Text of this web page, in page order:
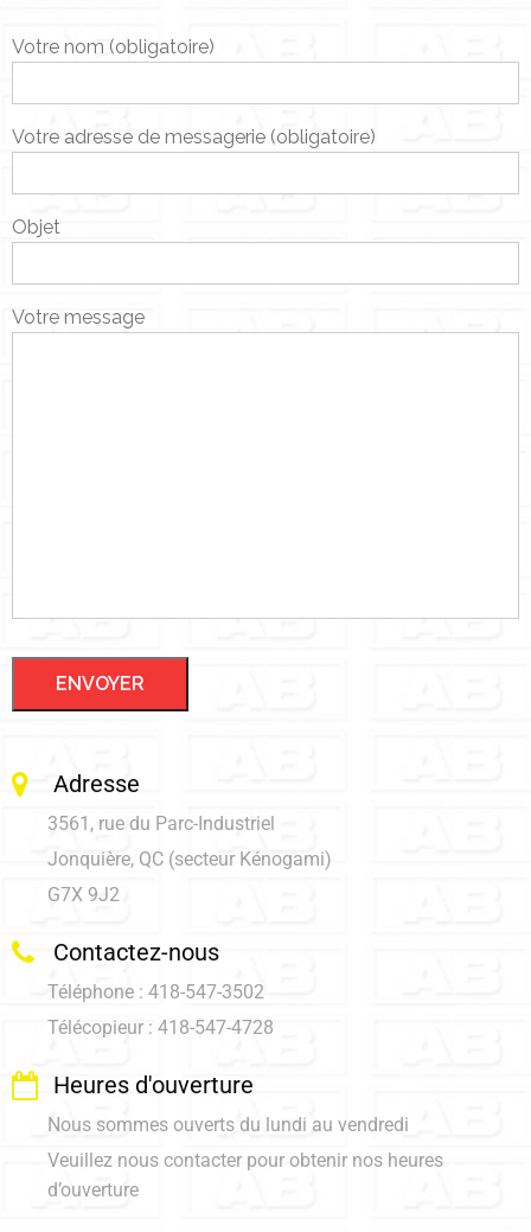
Votre nom (obligatoire)
Votre adresse de messagerie (obligatoire)
Objet
Votre message
Adresse
3561, rue du Parc-Industriel
Jonquière, QC (secteur Kénogami)
G7X 9J2
Contactez-nous
Téléphone : 418-547-3502
Télécopieur : 418-547-4728
Heures d'ouverture
Nous sommes ouverts du lundi au vendredi
Veuillez nous contacter pour obtenir nos heures
d’ouverture